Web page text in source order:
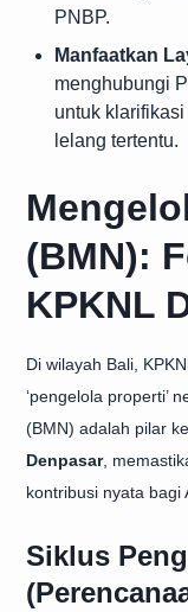
PNBP.
Manfaatkan
menghubungi
untuk
lelang tertentu.
(BMN):
KPKNL
Di wilayah Bali,
‘pengelola properti’
(BMN) adalah pilar
Denpasar,
kontribusi nyata bagi
Siklus